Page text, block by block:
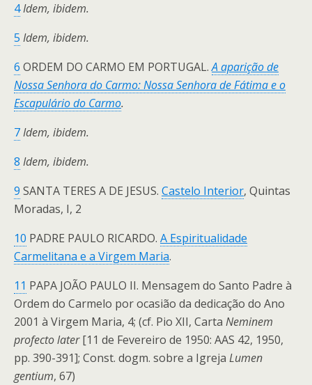
4Idem, ibidem.
5 Idem, ibidem.
6 ORDEM DO CARMO EM PORTUGAL.A aparição de
Nossa Senhora do Carmo: Nossa Senhora de Fátima e o
Escapulário do Carmo.
7Idem, ibidem.
8 Idem, ibidem.
9 SANTA TERES A DE JESUS. Castelo Interior, Quintas
Moradas, I, 2
10 PADRE PAULO RICARDO. A Espiritualidade
Carmelitana e a Virgem Maria.
11 PAPA JOÃO PAULO II. Mensagem do Santo Padre à
Ordem do Carmelo por ocasião da dedicação do Ano
2001 à Virgem Maria, 4; (cf. Pio XII, Carta Neminem
profecto later[11 de Fevereiro de 1950: AAS 42, 1950,
pp. 390-391]; Const. dogm. sobre a Igreja Lumen
gentium, 67)